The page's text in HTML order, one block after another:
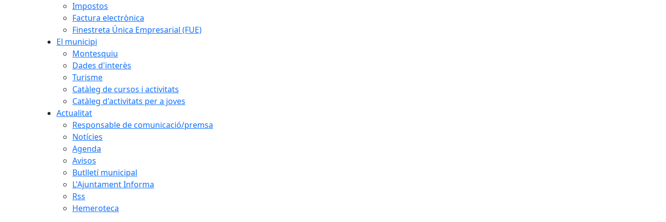
Impostos
Factura electrònica
Finestreta Única Empresarial (FUE)
El municipi
Montesquiu
Dades d'interès
Turisme
Catàleg de cursos i activitats
Catàleg d'activitats per a joves
Actualitat
Responsable de comunicació/premsa
Notícies
Agenda
Avisos
Butlletí municipal
L'Ajuntament Informa
Rss
Hemeroteca